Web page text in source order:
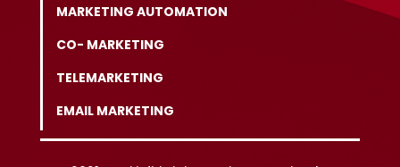
MARKETING AUTOMATION
CO- MARKETING
TELEMARKETING
EMAIL MARKETING